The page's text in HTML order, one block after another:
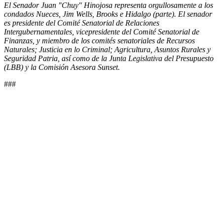
El Senador Juan "Chuy" Hinojosa representa orgullosamente a los
condados Nueces, Jim Wells, Brooks e Hidalgo (parte). El senador
es presidente del Comité Senatorial de Relaciones
Intergubernamentales, vicepresidente del Comité Senatorial de
Finanzas, y miembro de los comités senatoriales de Recursos
Naturales; Justicia en lo Criminal; Agricultura, Asuntos Rurales y
Seguridad Patria, así como de la Junta Legislativa del Presupuesto
(LBB) y la Comisión Asesora Sunset.
###